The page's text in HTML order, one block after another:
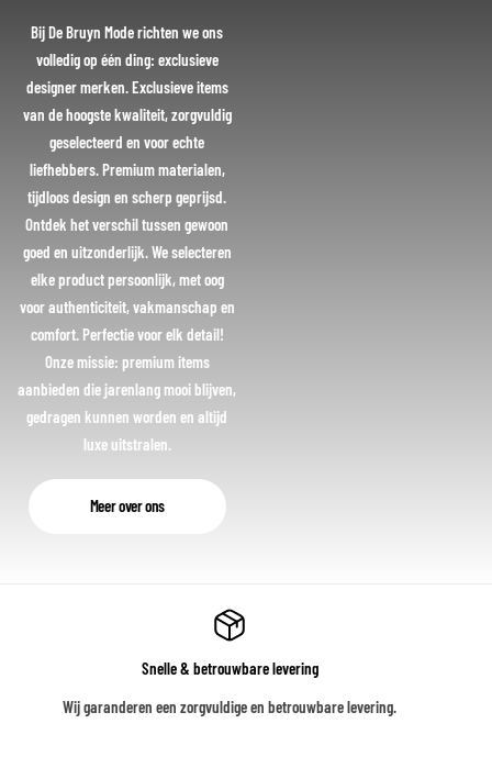
Bij De Bruyn Mode richten we ons
volledig op één ding: exclusieve
designer merken. Exclusieve items
van de hoogste kwaliteit, zorgvuldig
geselecteerd en voor echte
liefhebbers. Premium materialen,
tijdloos design en scherp geprijsd.
Ontdek het verschil tussen gewoon
goed en uitzonderlijk. We selecteren
elke product persoonlijk, met oog
voor authenticiteit, vakmanschap en
comfort. Perfectie voor elk detail!
Onze missie: premium items
aanbieden die jarenlang mooi blijven,
gedragen kunnen worden en altijd
luxe uitstralen.
Meer over ons
Snelle & betrouwbare levering
Wij garanderen een zorgvuldige en betrouwbare levering.